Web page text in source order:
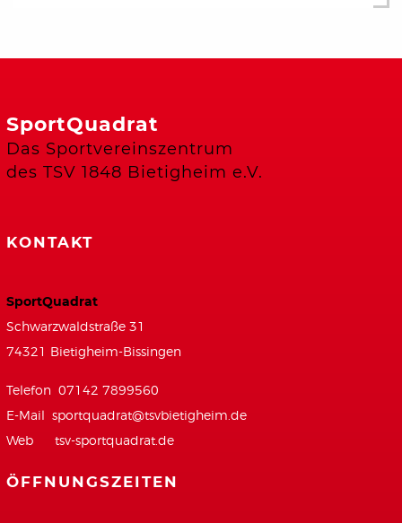
SportQuadrat
Das Sportvereinszentrum
des TSV 1848 Bietigheim e.V.
KONTAKT
SportQuadrat
Schwarzwaldstraße 31
74321 Bietigheim-Bissingen
Telefon 07142 7899560
E-Mail sportquadrat@tsvbietigheim.de
Web tsv-sportquadrat.de
ÖFFNUNGSZEITEN